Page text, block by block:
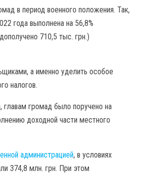
в период военного положения. Так,
года выполнена на 56,8%
710,5 тыс. грн.)
а именно уделить особое
налогов.
громад было поручено на
доходной части местного
администрацией, в условиях
374,8 млн. грн. При этом